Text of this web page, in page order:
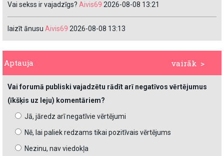
Vai sekss ir vajadzīgs? Aivis69 2026-08-08 13:21
laizīt ānusu Aivis69 2026-08-08 13:13
vairāk >
Aptauja
Vai forumā publiski vajadzētu rādīt arī negatīvos vērtējumus
(īkšķis uz leju) komentāriem?
Jā, jāredz arī negatīvie vērtējumi
Nē, lai paliek redzams tikai pozitīvais vērtējums
Nezinu, nav viedokļa